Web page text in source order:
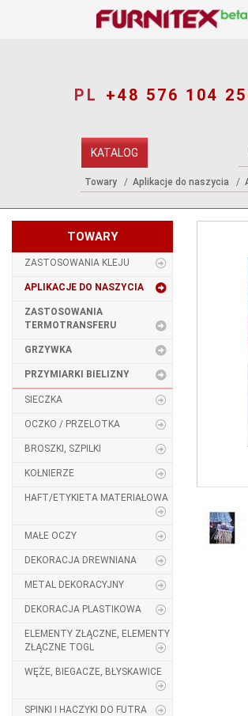
PL +48 576 104
KATALOG
Towary Aplikacje do naszycia
TOWARY
ZASTOSOWANIA KLEJU
APLIKACJE DO NASZYCIA
ZASTOSOWANIA
TERMOTRANSFERU
GRZYWKA
PRZYMIARKI BIELIZNY
SIECZKA
OCZKO / PRZELOTKA
BROSZKI, SZPILKI
KOŁNIERZE
HAFT/ETYKIETA MATERIAŁOWA
MAŁE OCZY
DEKORACJA DREWNIANA
METAL DEKORACYJNY
DEKORACJA PLASTIKOWA
ELEMENTY ZŁĄCZNE, ELEMENTY
ZŁĄCZNE TOGL
WĘŻE, BIEGACZE, BŁYSKAWICE
SPINKI I HACZYKI DO FUTRA